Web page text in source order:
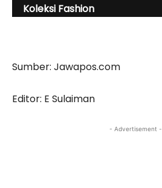
Koleksi Fashion
Sumber: Jawapos.com
Editor: E Sulaiman
- Advertisement -